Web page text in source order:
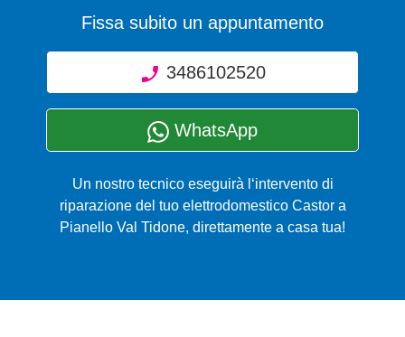
Fissa subito un appuntamento
3486102520
WhatsApp
Un nostro tecnico eseguirà l‘intervento di
riparazione del tuo elettrodomestico Castor a
Pianello Val Tidone, direttamente a casa tua!